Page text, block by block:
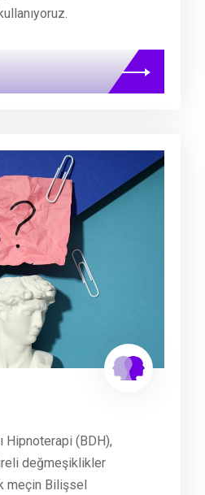
Hipnoterapi (BDH),
değmeşiklikler
meçin Bilişsel